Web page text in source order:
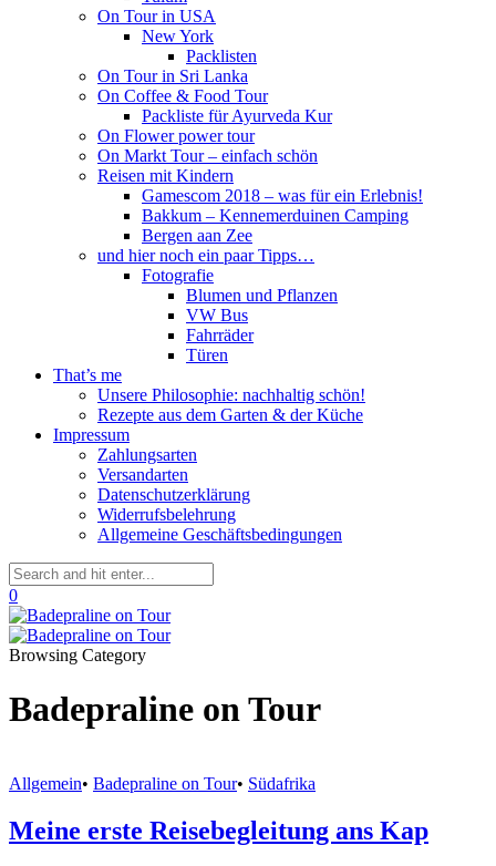
On Tour in USA
New York
Packlisten
On Tour in Sri Lanka
On Coffee & Food Tour
Packliste für Ayurveda Kur
On Flower power tour
On Markt Tour – einfach schön
Reisen mit Kindern
Gamescom 2018 – was für ein Erlebnis!
Bakkum – Kennemerduinen Camping
Bergen aan Zee
und hier noch ein paar Tipps…
Fotografie
Blumen und Pflanzen
VW Bus
Fahrräder
Türen
That’s me
Unsere Philosophie: nachhaltig schön!
Rezepte aus dem Garten & der Küche
Impressum
Zahlungsarten
Versandarten
Datenschutzerklärung
Widerrufsbelehrung
Allgemeine Geschäftsbedingungen
0
Browsing Category
Badepraline on Tour
Allgemein• Badepraline on Tour• Südafrika
Meine erste Reisebegleitung ans Kap